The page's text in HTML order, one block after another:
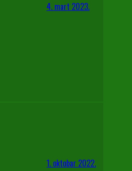
4. mart 2023.
1. oktobar 2022.